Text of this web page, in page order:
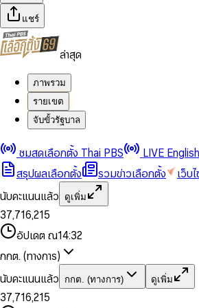
แชร์
ล่าสุด
ภาพรวม
รายเขต
จับขั้วรัฐบาล
ชมสดเลือกตั้ง Thai PBS LIVE
สรุปผลเลือกตั้ง
รวมข่าวเลือกตั้ง
เว็บ
นับคะแนนแล้ว
ดูเพิ่ม
0
1
2
3
4
5
6
8
9
2
3
4
5
6
7
8
9
,
0
2
4
6
7
8
9
0
1
2
3
4
5
6
7
8
1
3
5
6
7
8
9
,
1
2
4
5
7
8
9
0
1
3
4
6
7
8
0
2
3
4
5
7
8
อัปเดต ณ14:32
กกต. (ทางการ)
นับคะแนนแล้ว
กกต. (ทางการ) ดูเพิ่ม
0
1
2
3
0
1
2
4
5
6
7,
0
1
2
4
6
7
0
1
0
1
3
5
6,
1
2
0
1
0
2
3
4
5